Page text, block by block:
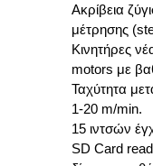
Ακρίβεια
μέτρησης
Κινητήρες
motors με
Ταχύτητα
1-20 m/min.
15 ιντσών
SD Card